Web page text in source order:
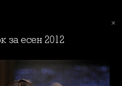
за есен 2012